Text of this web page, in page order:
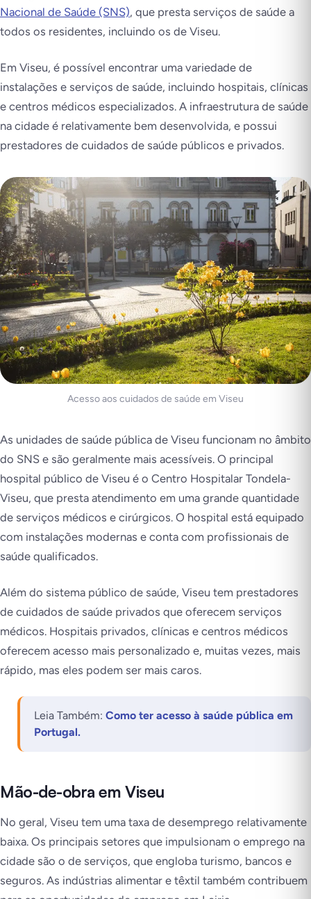
Nacional de Saúde (SNS), que presta serviços de saúde a
todos os residentes, incluindo os de Viseu.
Em Viseu, é possível encontrar uma variedade de
instalações e serviços de saúde, incluindo hospitais, clínicas
e centros médicos especializados. A infraestrutura de saúde
na cidade é relativamente bem desenvolvida, e possui
prestadores de cuidados de saúde públicos e privados.
Acesso aos cuidados de saúde em Viseu
As unidades de saúde pública de Viseu funcionam no âmbito
do SNS e são geralmente mais acessíveis. O principal
hospital público de Viseu é o Centro Hospitalar Tondela-
Viseu, que presta atendimento em uma grande quantidade
de serviços médicos e cirúrgicos. O hospital está equipado
com instalações modernas e conta com profissionais de
saúde qualificados.
Além do sistema público de saúde, Viseu tem prestadores
de cuidados de saúde privados que oferecem serviços
médicos. Hospitais privados, clínicas e centros médicos
oferecem acesso mais personalizado e, muitas vezes, mais
rápido, mas eles podem ser mais caros.
Leia Também: Como ter acesso à saúde pública em
Portugal.
Mão-de-obra em Viseu
No geral, Viseu tem uma taxa de desemprego relativamente
baixa. Os principais setores que impulsionam o emprego na
cidade são o de serviços, que engloba turismo, bancos e
seguros. As indústrias alimentar e têxtil também contribuem